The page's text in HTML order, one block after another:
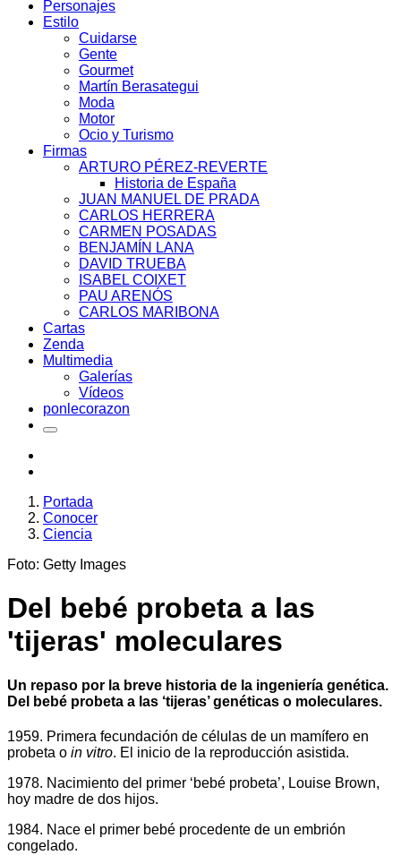
Personajes
Estilo
Cuidarse
Gente
Gourmet
Martín Berasategui
Moda
Motor
Ocio y Turismo
Firmas
ARTURO PÉREZ-REVERTE
Historia de España
JUAN MANUEL DE PRADA
CARLOS HERRERA
CARMEN POSADAS
BENJAMÍN LANA
DAVID TRUEBA
ISABEL COIXET
PAU ARENÓS
CARLOS MARIBONA
Cartas
Zenda
Multimedia
Galerías
Vídeos
ponlecorazon
Portada
Conocer
Ciencia
Foto: Getty Images
Del bebé probeta a las
'tijeras' moleculares
Un repaso por la breve historia de la ingeniería genética.
Del bebé probeta a las ‘tijeras’ genéticas o moleculares.
1959. Primera fecundación de células de un mamífero en
probeta o in vitro. El inicio de la reproducción asistida.
1978. Nacimiento del primer ‘bebé probeta’, Louise Brown,
hoy madre de dos hijos.
1984. Nace el primer bebé procedente de un embrión
congelado.